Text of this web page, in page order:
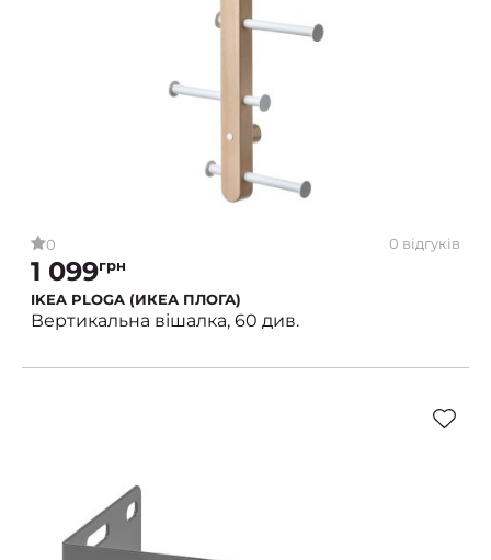
0 0 відгуків
1 099грн
IKEA PLOGA (ИКЕА ПЛОГА)
Вертикальна вішалка, 60 див.